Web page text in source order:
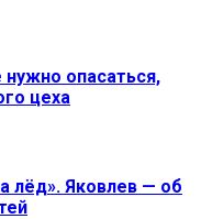
нужно опасаться,
цеха
лёд». Яковлев — об